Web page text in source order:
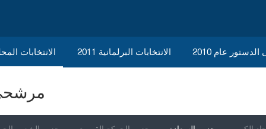
الانتخابات المحلية الانتخابات البرلمانية 2011 عام 2010
مرشحي